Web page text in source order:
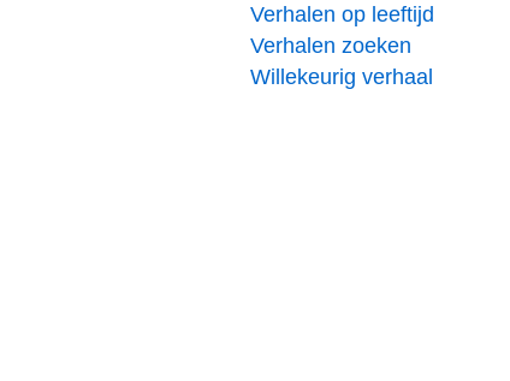
Verhalen op leeftijd
Verhalen zoeken
Willekeurig verhaal